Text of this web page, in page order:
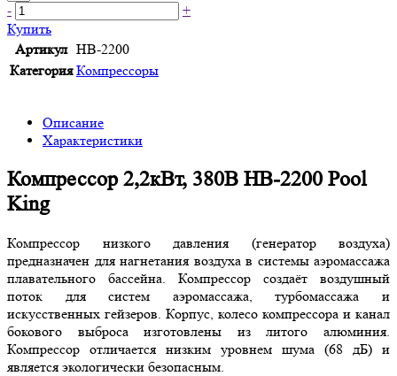
-
+
Купить
Артикул HB-2200
Категория Компрессоры
Описание
Характеристики
Компрессор 2,2кВт, 380В HB-2200 Pool
King
Компрессор низкого давления (генератор воздуха)
предназначен для нагнетания воздуха в системы аэромассажа
плавательного бассейна. Компрессор создаёт воздушный
поток для систем аэромассажа, турбомассажа и
искусственных гейзеров. Корпус, колесо компрессора и канал
бокового выброса изготовлены из литого алюминия.
Компрессор отличается низким уровнем шума (68 дБ) и
является экологически безопасным.